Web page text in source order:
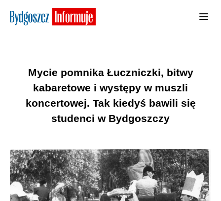
Mycie pomnika Łuczniczki, bitwy
kabaretowe i występy w muszli
koncertowej. Tak kiedyś bawili się
studenci w Bydgoszczy